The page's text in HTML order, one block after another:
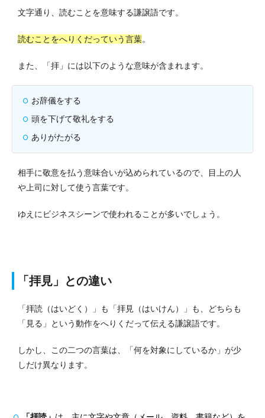
文字通り、読むことを意味する謙譲語です。
読むことをへりくだっていう言葉。
また、「拝」には以下のような意味が含まれます。
お辞儀をする
頭を下げて敬礼をする
ありがたがる
相手に敬意を払う意味合いが込められているので、目上の人
や上司に対して使う言葉です。
ゆえにビジネスシーンで使われることが多いでしょう。
「拝見」との違い
「拝読（はいどく）」も「拝見（はいけん）」も、どちらも
「見る」という動作をへりくだって伝える謙譲語です。
しかし、この二つの言葉は、「何を対象にしているか」が少
しだけ異なります。